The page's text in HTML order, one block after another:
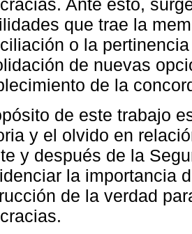
Ante esto,
que trae la
o la
de nuevas
de la
de este trabajo
y el olvido en
y después de la
la importancia
de la verdad